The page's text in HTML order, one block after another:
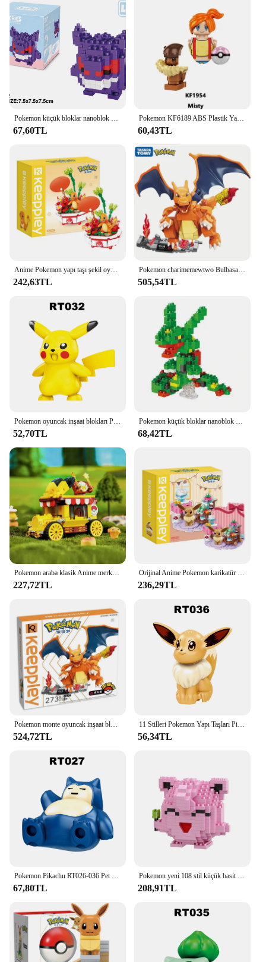
Pokemon küçük bloklar nanoblok nanoçocuklar için doğum günü hediyesi Kyogre Groudon Rayquaza modeli eğitim grafik oyuncaklar için oyuncaklar
67,60TL
Pokemon KF6189 ABS Plastik Yapı Taşı Pikachu Model Oyuncak Kül Ketchum Puslu Calem Serena Anime Figürü Blokları çocuk Oyuncakları
60,43TL
Anime Pokemon yapı taşı şekil oyuncaklar Pikachu Charmander Squirtle karikatür modeli ev dekorasyon bitki saksı çiçek tuğla oyuncak
242,63TL
Pokemon charimemewtwo Bulbasaur yapı taşları karikatür şekilli kalıp tuğla setleri film bebek modeli çocuk oyuncakları hediye
505,54TL
Pokemon oyuncak inşaat blokları Pikachu kül Ketchum Mini aksiyon figürleri Anime bebekler klasik karikatür tuğla modeli çocuk hediye seti için
52,70TL
Pokemon küçük bloklar nanoblok nanoçocuklar için doğum günü hediyesi Kyogre Groudon Rayquaza modeli eğitim grafik oyuncaklar için oyuncaklar
68,42TL
Pokemon araba klasik Anime merkezi ev Pikachu Mewtwo Anime Gift Venusaur yapı taşları tuğla setleri modeli DIY oyuncak hediye için
227,72TL
Orijinal Anime Pokemon karikatür araya yapı taşları modeli oyuncak koleksiyonu Pikachu plaj parti çocuklar bulmaca yapı blok oyuncaklar
236,29TL
Pokemon monte oyuncak inşaat blokları Anime figürleri charimemewtwo Venusaur karikatür modeli süsler oyuncak çocuk doğum günü hediyeleri
524,72TL
11 Stilleri Pokemon Yapı Taşları Pikachu Aksiyon Figürleri Charmander Squirtle Mini Oyuncaklar
56,34TL
Pokemon Pikachu RT026-036 Pet Elf karikatür serisi ABS plastik aksesuarlar yapı taşları çocuk toplama oyuncaklar için rakamlar
67,80TL
Pokemon yeni 108 stil küçük basit yapı taşları Pikachu eylem oyuncaklar grafik elmas Mini modeli cep canavar hediye toplamak
208,91TL